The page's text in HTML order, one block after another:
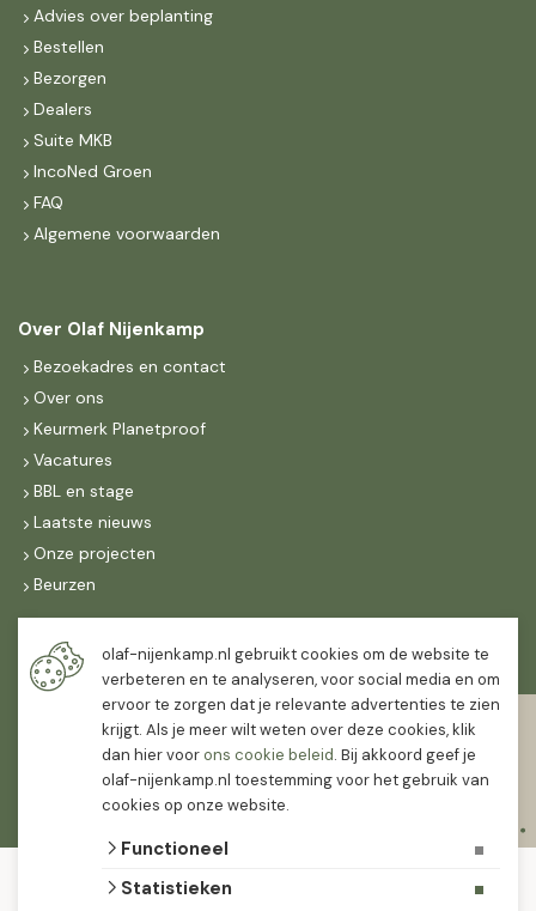
Advies over beplanting
Bestellen
Bezorgen
Dealers
Suite MKB
IncoNed Groen
FAQ
Algemene voorwaarden
Over Olaf Nijenkamp
Bezoekadres en contact
Over ons
Keurmerk Planetproof
Vacatures
BBL en stage
Laatste nieuws
Onze projecten
Beurzen
Maandag t/m vrijdag
07:30-
16:30
12:00
algemene voorwaarden
olaf-nijenkamp.nl gebruikt cookies om de website te
verbeteren en te analyseren, voor social media en om
ervoor te zorgen dat je relevante advertenties te zien
krijgt. Als je meer wilt weten over deze cookies, klik
dan hier voorons cookie beleid. Bij akkoord geef je
olaf-nijenkamp.nl toestemming voor het gebruik van
cookies op onze website.
Functioneel
Statistieken